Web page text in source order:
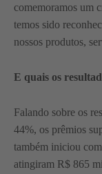
comemoramos um
temos sido
nossos produtos,
E quais os
Falando sobre os
44%, os prêmios
também iniciou
atingiram R$ 865